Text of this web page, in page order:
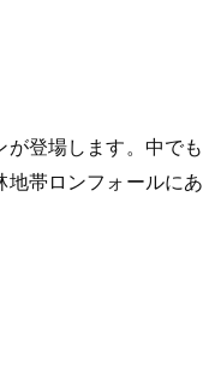
が登場します。中でも
地帯ロンフォールにあ